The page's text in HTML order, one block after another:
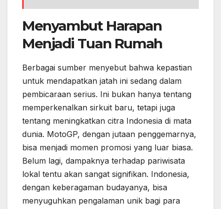
Menyambut Harapan
Menjadi Tuan Rumah
Berbagai sumber menyebut bahwa kepastian
untuk mendapatkan jatah ini sedang dalam
pembicaraan serius. Ini bukan hanya tentang
memperkenalkan sirkuit baru, tetapi juga
tentang meningkatkan citra Indonesia di mata
dunia. MotoGP, dengan jutaan penggemarnya,
bisa menjadi momen promosi yang luar biasa.
Belum lagi, dampaknya terhadap pariwisata
lokal tentu akan sangat signifikan. Indonesia,
dengan keberagaman budayanya, bisa
menyuguhkan pengalaman unik bagi para